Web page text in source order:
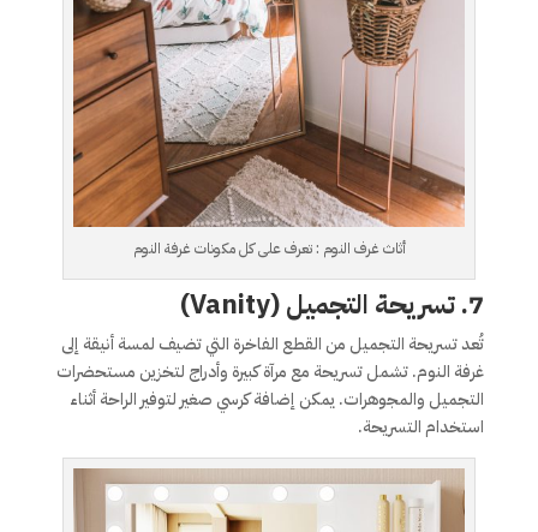
أثاث غرف النوم : تعرف على كل مكونات غرفة النوم
7. تسريحة التجميل (Vanity)
تُعد تسريحة التجميل من القطع الفاخرة التي تضيف لمسة أنيقة إلى
غرفة النوم. تشمل تسريحة مع مرآة كبيرة وأدراج لتخزين مستحضرات
التجميل والمجوهرات. يمكن إضافة كرسي صغير لتوفير الراحة أثناء
استخدام التسريحة.